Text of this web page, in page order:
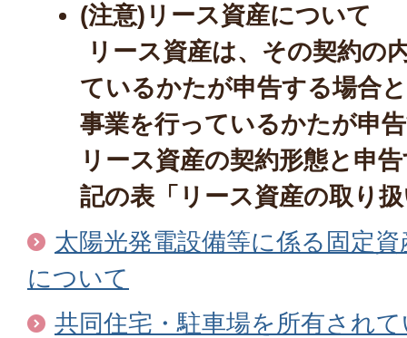
(注意)リース資産について
リース資産は、その契約の
ているかたが申告する場合
事業を行っているかたが申
リース資産の契約形態と申
記の表「リース資産の取り
太陽光発電設備等に係る固定
について
共同住宅・駐車場を所有され